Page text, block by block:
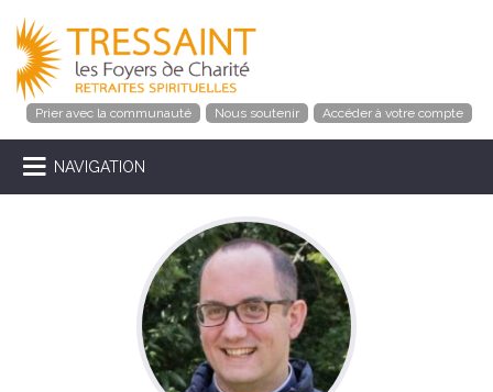
Prier avec la communauté Nous soutenir Accéder à votre compte
NAVIGATION